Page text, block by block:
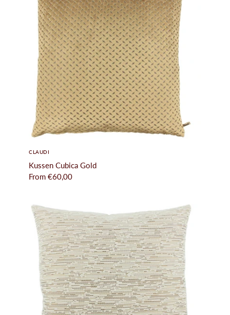
CLAUDI
Kussen Cubica Gold
From €60,00